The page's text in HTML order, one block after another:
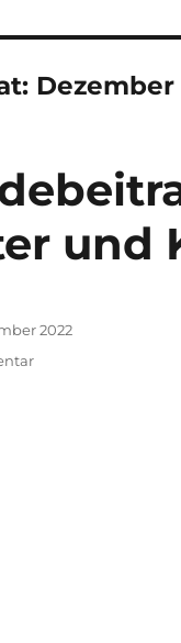
Dezember
und
2022
zu